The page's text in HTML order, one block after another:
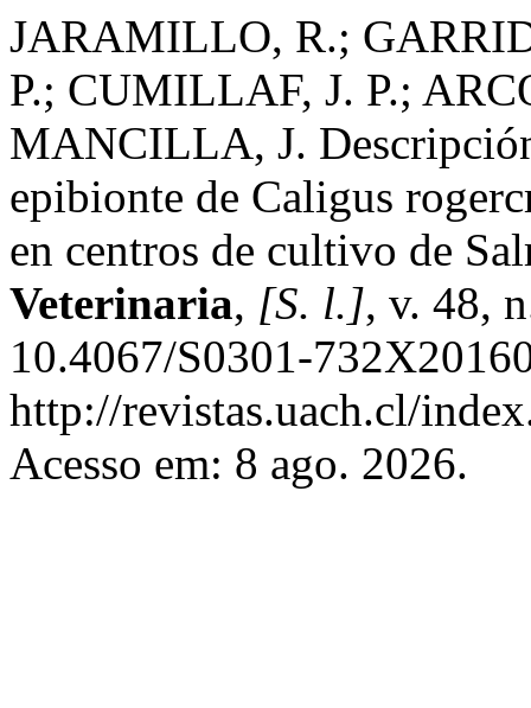
JARAMILLO, R.;
P.; CUMILLAF, J. P.;
MANCILLA, J.
epibionte de Caligus
en centros de cultivo de
Veterinaria, [S. l.], v. 48,
10.4067/S0301-
http://revistas.uach.cl/
Acesso em: 8 ago. 2026.